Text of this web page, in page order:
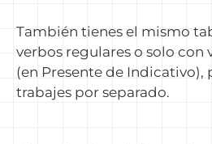
También tienes el mismo
verbos regulares o solo con
(en Presente de Indicativo),
trabajes por separado.